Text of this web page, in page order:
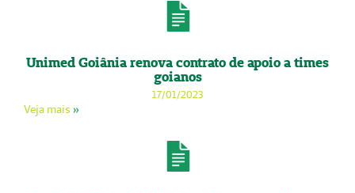
Unimed Goiânia renova contrato de apoio a times
goianos
17/01/2023
Veja mais »